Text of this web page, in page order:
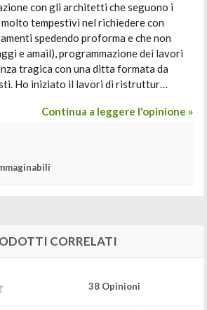
con gli architetti che seguono i
tempestivi nel richiedere con
spedendo proforma e che non
e amail), programmazione dei lavori
tragica con una ditta formata da
Ho iniziato il lavori di ristruttur…
Continua a leggere l'opinione »
CORRELATI
38 Opinioni